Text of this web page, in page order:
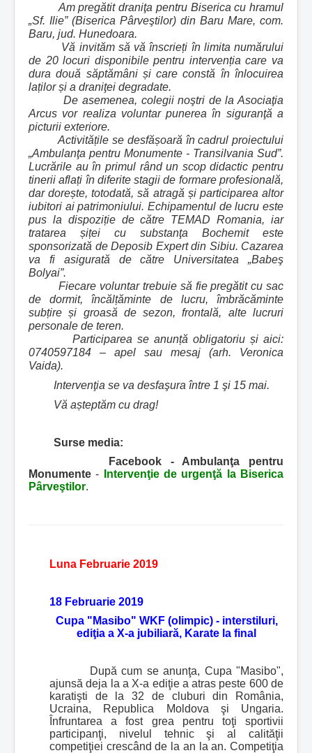
Am pregătit draniţa pentru Biserica cu hramul
„Sf. Ilie” (Biserica Pârveştilor) din Baru Mare, com.
Baru, jud. Hunedoara.
Vă invităm să vă înscrieți în limita numărului
de 20 locuri disponibile pentru intervenția care va
dura două săptămâni și care constă în înlocuirea
laților și a draniţei degradate.
De asemenea, colegii noştri de la Asociaţia
Arcus vor realiza voluntar punerea în siguranţă a
picturii exteriore.
Activitățile se desfășoară în cadrul proiectului
„Ambulanţa pentru Monumente - Transilvania Sud”.
Lucrările au în primul rând un scop didactic pentru
tinerii aflați în diferite stagii de formare profesională,
dar dorește, totodată, să atragă și participarea altor
iubitori ai patrimoniului. Echipamentul de lucru este
pus la dispoziție de către TEMAD Romania, iar
tratarea șiței cu substanţa Bochemit este
sponsorizată de Deposib Expert din Sibiu. Cazarea
va fi asigurată de către Universitatea „Babeş
Bolyai”.
Fiecare voluntar trebuie să fie pregătit cu sac
de dormit, încălțăminte de lucru, îmbrăcăminte
subțire și groasă de sezon, frontală, alte lucruri
personale de teren.
Participarea se anunță obligatoriu și aici:
0740597184 – apel sau mesaj (arh. Veronica
Vaida).
Intervenţia se va desfaşura între 1 şi 15 mai.
Vă așteptăm cu drag!
Surse media:
Facebook - Ambulanţa pentru
Monumente -
Intervenţie de urgenţă la Biserica
Pârveştilor.
Luna Februarie 2019
18 Februarie 2019
Cupa "Masibo" WKF (olimpic) - interstiluri,
ediţia a X-a jubiliară, Karate la final
După cum se anunţa, Cupa "Masibo",
ajunsă deja la a X-a ediţie a atras peste 600 de
karatişti de la 32 de cluburi din România,
Ucraina, Republica Moldova şi Ungaria.
Înfruntarea a fost grea pentru toţi sportivii
participanţi, nivelul tehnic şi al calităţii
competiţiei crescând de la an la an. Competiţia